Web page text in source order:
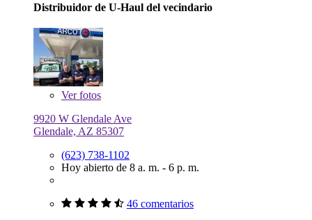
Distribuidor de U-Haul del vecindario
Verfotos
9920 W Glendale Ave
Glendale, AZ 85307
(623) 738-1102
Hoy abierto de 8 a. m. - 6 p. m.
46 comentarios